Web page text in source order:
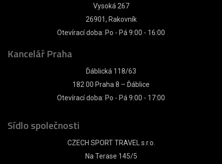
Vysoká 267
26901, Rakovník
Otevírací doba: Po - Pá 9:00 - 16:00
Kancelář Praha
Ďáblická 118/63
182 00 Praha 8 – Ďáblice
Otevírací doba: Po - Pá 9:00 - 17:00
Sídlo společnosti
CZECH SPORT TRAVEL s.r.o.
Na Terase 145/5